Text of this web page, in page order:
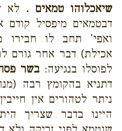
שיאכלוהו טמאים . לא
דבטמאים מיפסיל קודם
ואפי' תחב לו
אכילת) דבר אחר גורם
לפוסלו בנגיעה: בשר
דתניא בהקומץ רבה
ניתר לטהורים אין
היינו בדבר שצריך